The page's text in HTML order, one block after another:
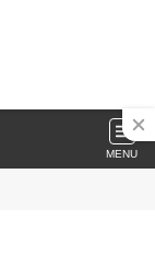
MENU